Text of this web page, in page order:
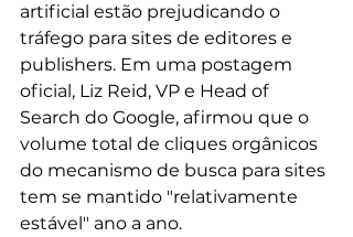
artificial estão prejudicando o
tráfego para sites de editores e
publishers. Em uma postagem
oficial, Liz Reid, VP e Head of
Search do Google, afirmou que o
volume total de cliques orgânicos
do mecanismo de busca para sites
tem se mantido "relativamente
estável" ano a ano.